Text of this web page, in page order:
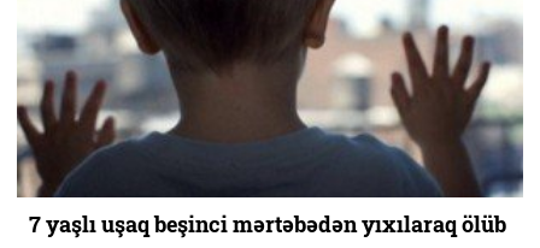
7 yaşlı uşaq beşinci mərtəbədən yıxılaraq ölüb